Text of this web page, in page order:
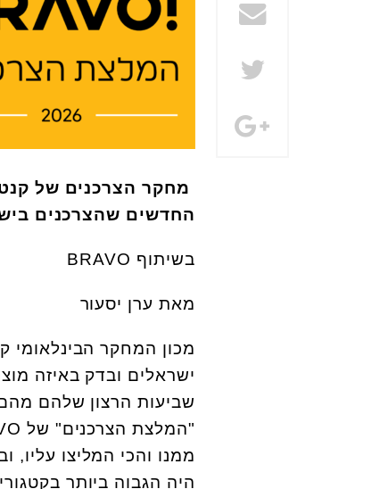
החדשים שהצרכנים
בשיתוף BRAVO
מאת ערן יסעור
ישראלים ובדק באיזה
שביעות הרצון שלהם
ממנו והכי המליצו עליו,